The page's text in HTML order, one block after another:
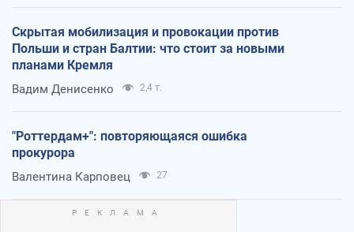
Скрытая мобилизация и провокации против
Польши и стран Балтии: что стоит за новыми
планами Кремля
Вадим Денисенко 2,4 т.
"Роттердам+": повторяющаяся ошибка
прокурора
Валентина Карповец 27